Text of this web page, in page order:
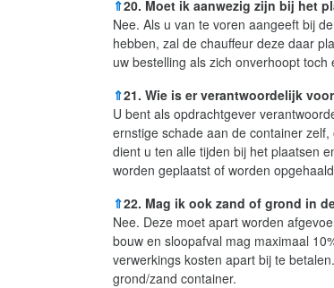
⇑20. Moet ik aanwezig zijn bij het
Nee. Als u van te voren aangeeft bij
hebben, zal de chauffeur deze daar
uw bestelling als zich onverhoopt
⇑21. Wie is er verantwoordelijk
U bent als opdrachtgever
ernstige schade aan de container
dient u ten alle tijden bij het plaatsen
worden geplaatst of worden
⇑22. Mag ik ook zand of grond in
Nee. Deze moet apart worden
bouw en sloopafval mag maximaal
verwerkings kosten apart bij te
grond/zand container.